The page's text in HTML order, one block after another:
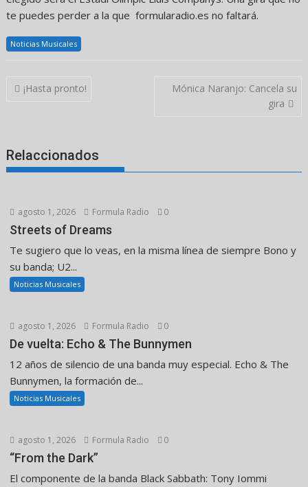
te puedes perder a la que formularadio.es no faltará.
Noticias Musicales
Navegación
¡Hasta pronto!
Mónica Naranjo: Cancela su
gira
Relaccionados
agosto 1, 2026 Formula Radio 0
Streets of Dreams
Te sugiero que lo veas, en la misma línea de siempre Bono y
su banda; U2...
Noticias Musicales
agosto 1, 2026 Formula Radio 0
De vuelta: Echo & The Bunnymen
12 años de silencio de una banda muy especial. Echo & The
Bunnymen, la formación de...
Noticias Musicales
agosto 1, 2026 Formula Radio 0
“From the Dark”
El componente de la banda Black Sabbath: Tony Iommi